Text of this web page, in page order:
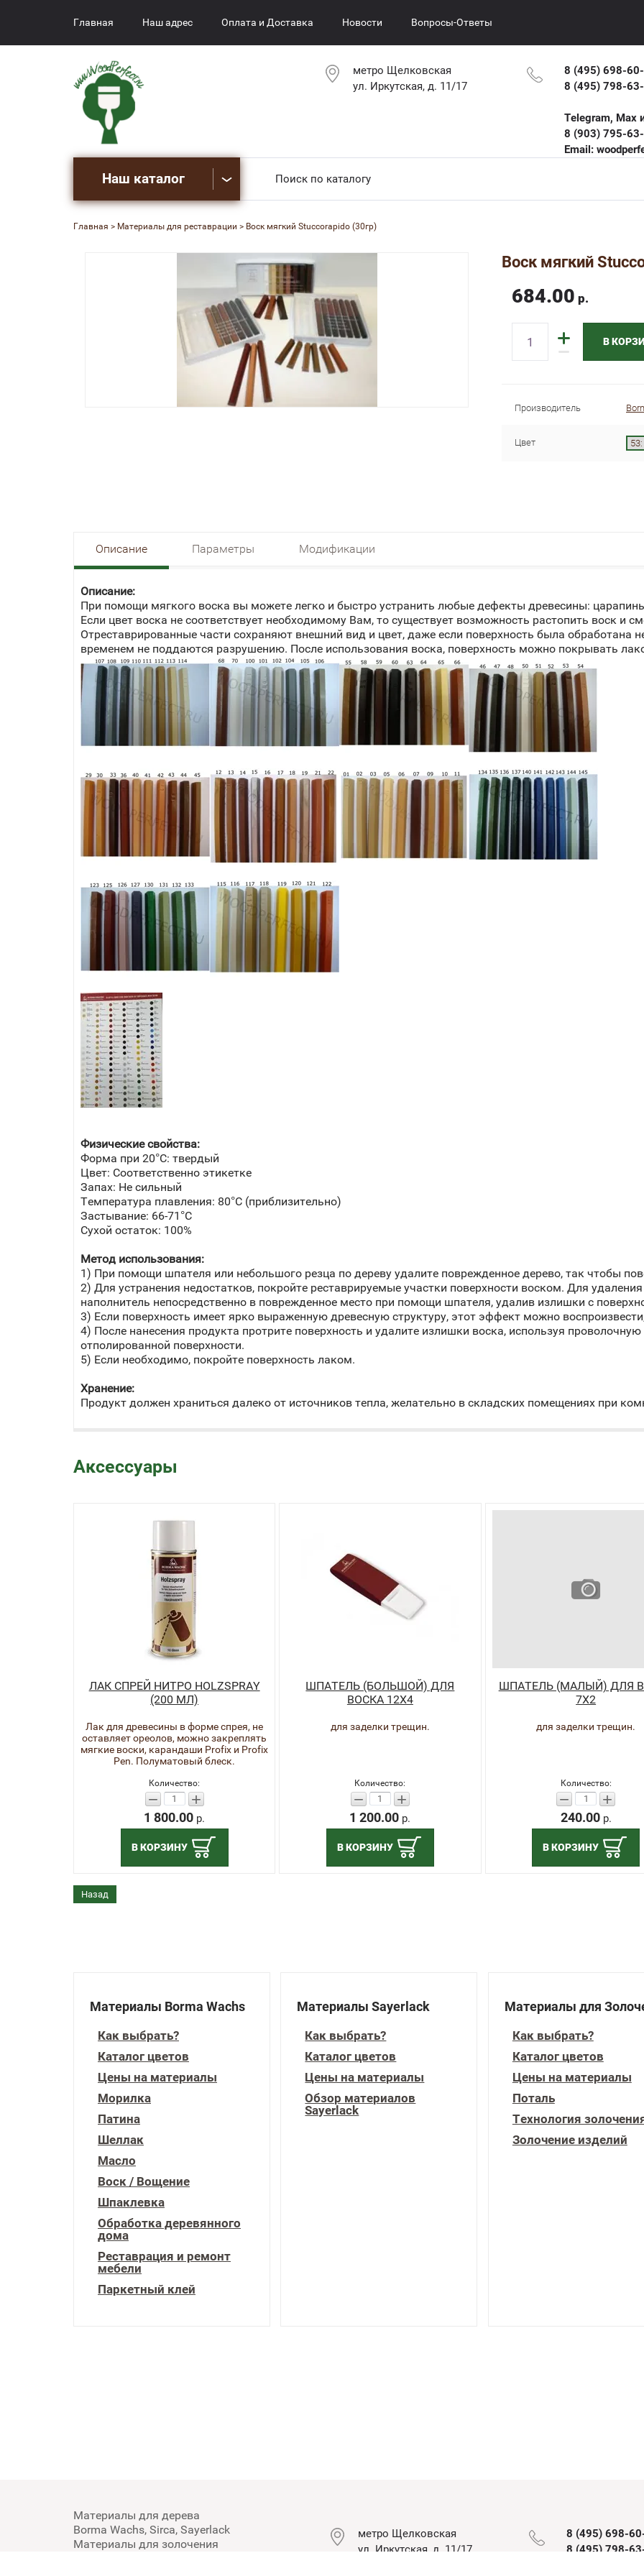
Главная Наш адрес Оплата и Доставка Новости Вопросы-Ответы
метро Щелковская
ул. Иркутская, д. 11/17
8 (495) 698-
8 (495) 798-
Telegram, Max
8 (903) 795-
Email:
Наш каталог
Главная > Материалы для реставрации > Воск мягкий Stuccorapido (30гр)
Воск мягкий
684.00 р.
В
Производитель
Цвет
Описание Параметры Модификации
Описание:
При помощи мягкого воска вы можете легко и быстро устранить любые дефекты древесины:
Если цвет воска не соответствует необходимому Вам, то существует возможность растопить воск и
Отреставрированные части сохраняют внешний вид и цвет, даже если поверхность была обработана
временем не поддаются разрушению. После использования воска, поверхность можно покрывать
Физические свойства:
Форма при 20°С: твердый
Цвет: Соответственно этикетке
Запах: Не сильный
Температура плавления: 80°С (приблизительно)
Застывание: 66-71°С
Сухой остаток: 100%
Метод использования:
1) При помощи шпателя или небольшого резца по дереву удалите поврежденное дерево, так чтобы
2) Для устранения недостатков, покройте реставрируемые участки поверхности воском. Для
наполнитель непосредственно в поврежденное место при помощи шпателя, удалив излишки с
3) Если поверхность имеет ярко выраженную древесную структуру, этот эффект можно
4) После нанесения продукта протрите поверхность и удалите излишки воска, используя
отполированной поверхности.
5) Если необходимо, покройте поверхность лаком.
Хранение:
Продукт должен храниться далеко от источников тепла, желательно в складских помещениях при
Аксессуары
ЛАК СПРЕЙ НИТРО HOLZSPRAY
(200 МЛ)
Лак для древесины в форме спрея, не
оставляет ореолов, можно закреплять
мягкие воски, карандаши Profix и Profix
Pen. Полуматовый блеск.
Количество:
− +
1 800.00 р.
В КОРЗИНУ
ШПАТЕЛЬ (БОЛЬШОЙ) ДЛЯ
ВОСКА 12Х4
для заделки трещин.
Количество:
− +
1 200.00 р.
В КОРЗИНУ
ШПАТЕЛЬ (МАЛЫЙ) ДЛЯ
7Х2
для заделки трещин.
Количество:
− +
240.00р.
В КОРЗИНУ
Назад
Материалы Borma Wachs
Как выбрать?
Каталог цветов
Цены на материалы
Морилка
Патина
Шеллак
Масло
Воск / Вощение
Шпаклевка
Обработка деревянного
дома
Реставрация и ремонт
мебели
Паркетный клей
Материалы Sayerlack
Как выбрать?
Каталог цветов
Цены на материалы
Обзор материалов
Sayerlack
Материалы для
Как выбрать?
Каталог цветов
Цены на материалы
Поталь
Технология
Золочение изделий
Материалы для дерева
Borma Wachs, Sirca, Sayerlack
Материалы для золочения
метро Щелковская
ул. Иркутская, д. 11/17
8 (495) 698-
8 (495) 798-